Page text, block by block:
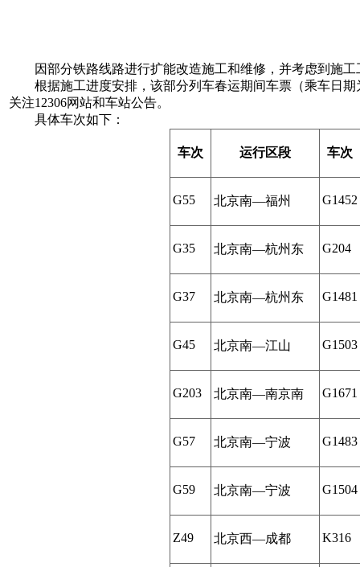
因部分铁路线路进行扩能改造施工和维修，并考虑到施工
根据施工进度安排，该部分列车春运期间车票（乘车日期
关注12306网站和车站公告。
具体车次如下：
车次 运行区段 车次
G55 北京南—福州 G1452
G35 北京南—杭州东 G204
G37 北京南—杭州东 G1481
G45 北京南—江山 G1503
G203 北京南—南京南 G1671
G57 北京南—宁波 G1483
G59 北京南—宁波 G1504
Z49 北京西—成都 K316